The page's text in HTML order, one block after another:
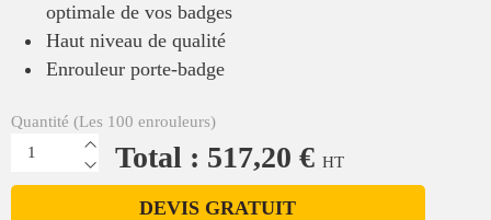
optimale de vos badges
Haut niveau de qualité
Enrouleur porte-badge
Quantité (Les 100 enrouleurs)
Total : 517,20 € HT
DEVIS GRATUIT